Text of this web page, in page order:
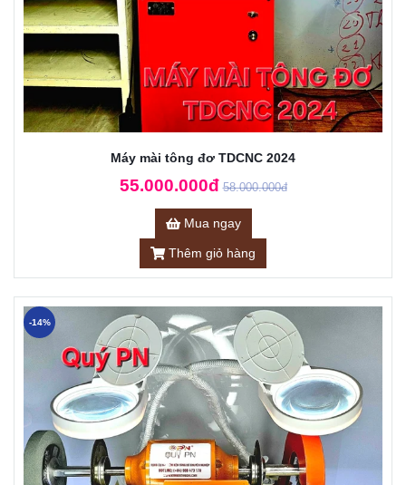
Máy mài tông đơ TDCNC 2024
55.000.000đ 58.000.000đ
Mua ngay
Thêm giỏ hàng
-14%